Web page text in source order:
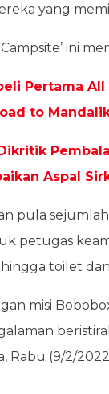
yang
Campsite’ ini
Pertama All
to
Aspal
pula
petugas
toilet
misi
Rabu (9/2/